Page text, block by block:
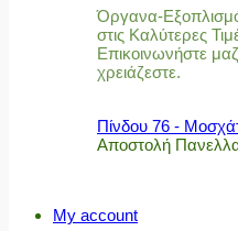
Όργανα-
στις Καλύτερες
Επικοινωνήστε
χρειάζεστε.
Πίνδου 76 -
Αποστολή
My account